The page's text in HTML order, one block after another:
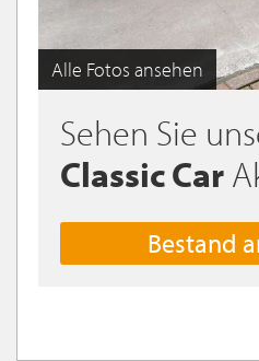
Alle Fotos ansehen
Sehen Sie
Classic Car
Bestand